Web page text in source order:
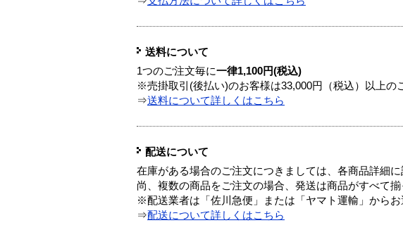
送料について
1つのご注文毎に一律1,100円(税込)
※売掛取引(後払い)のお客様は33,000円（税込）以上の
⇒送料について詳しくはこちら
配送について
在庫がある場合のご注文につきましては、各商品詳細
尚、複数の商品をご注文の場合、発送は商品がすべて揃
※配送業者は「佐川急便」または「ヤマト運輸」から
⇒配送について詳しくはこちら